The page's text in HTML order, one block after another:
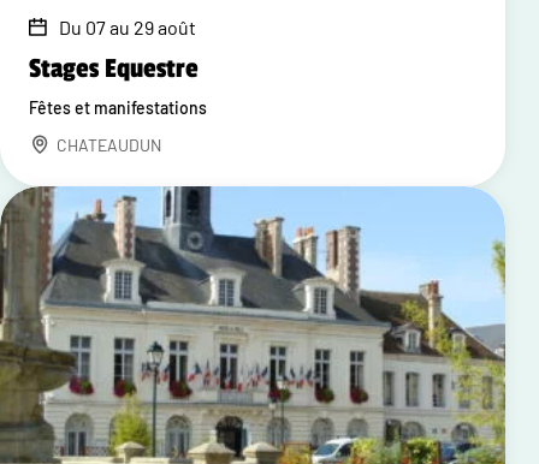
Du 07 au 29 août
Stages Equestre
Fêtes et manifestations
CHATEAUDUN